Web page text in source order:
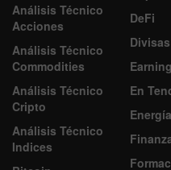
Análisis Técnico
Acciones
Análisis Técnico
Commodities
Análisis Técnico
Cripto
Análisis Técnico
Indices
DeFi
Divisas
En
Energía